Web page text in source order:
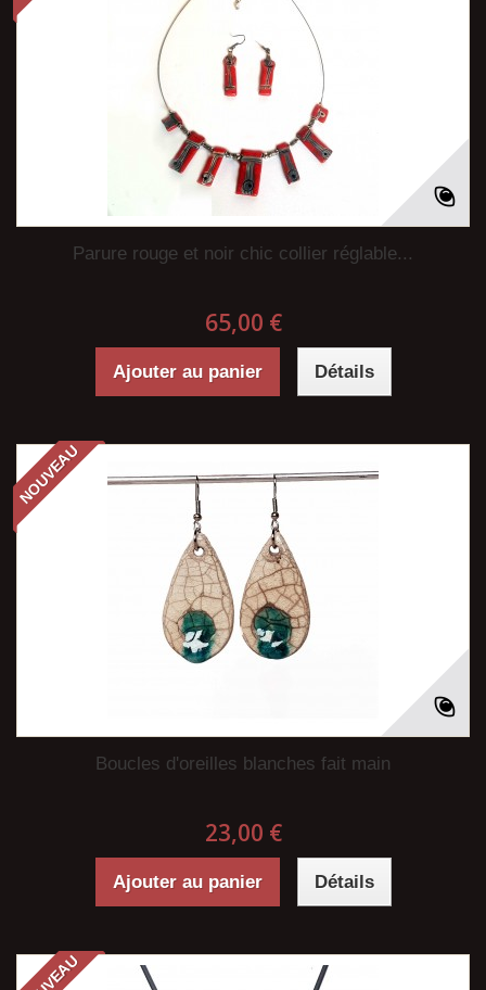
Parure rouge et noir chic collier réglable...
65,00 €
Ajouter au panier Détails
NOUVEAU
Boucles d'oreilles blanches fait main
23,00 €
Ajouter au panier Détails